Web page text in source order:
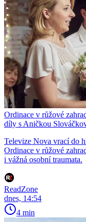
Ordinace v růžové
díly s Aničkou
Televize Nova vrací do
Ordinace v růžové
i vážná osobní traumata.
ReadZone
dnes, 14:54
4 min